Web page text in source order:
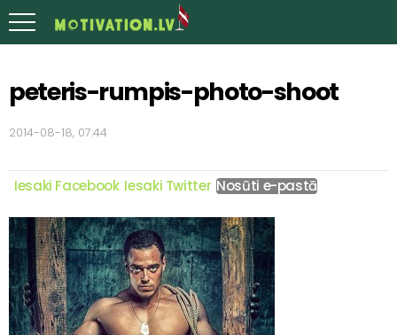
peteris-rumpis-photo-shoot
2014-08-18, 07:44
Iesaki Facebook Iesaki Twitter Nosūti e-pastā